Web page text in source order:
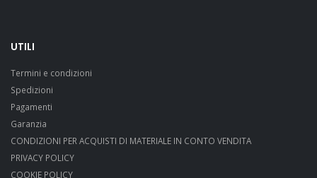
UTILI
Termini e condizioni
Spedizioni
Pagamenti
Garanzia
CONDIZIONI PER ACQUISTI DI MATERIALE IN CONTO VENDITA
PRIVACY POLICY
COOKIE POLICY